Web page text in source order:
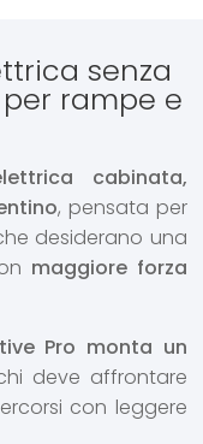
senza
rampe e
cabinata,
, pensata per
desiderano una
maggiore forza
Pro monta un
deve affrontare
con leggere